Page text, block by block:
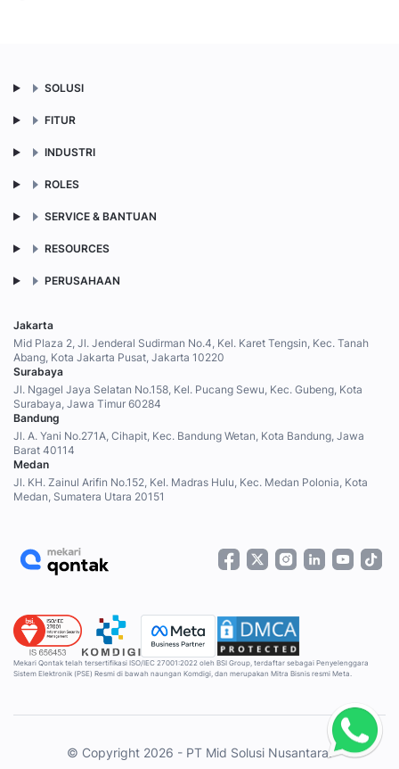
SOLUSI
FITUR
INDUSTRI
ROLES
SERVICE & BANTUAN
RESOURCES
PERUSAHAAN
Jakarta
Mid Plaza 2, Jl. Jenderal Sudirman No.4, Kel. Karet Tengsin, Kec. Tanah
Abang, Kota Jakarta Pusat, Jakarta 10220
Surabaya
Jl. Ngagel Jaya Selatan No.158, Kel. Pucang Sewu, Kec. Gubeng, Kota
Surabaya, Jawa Timur 60284
Bandung
Jl. A. Yani No.271A, Cihapit, Kec. Bandung Wetan, Kota Bandung, Jawa
Barat 40114
Medan
Jl. KH. Zainul Arifin No.152, Kel. Madras Hulu, Kec. Medan Polonia, Kota
Medan, Sumatera Utara 20151
Mekari Qontak telah tersertifikasi ISO/IEC 27001:2022 oleh BSI Group, terdaftar sebagai Penyelenggara
Sistem Elektronik (PSE) Resmi di bawah naungan Komdigi, dan merupakan Mitra Bisnis resmi Meta.
© Copyright 2026 - PT Mid Solusi Nusantara.